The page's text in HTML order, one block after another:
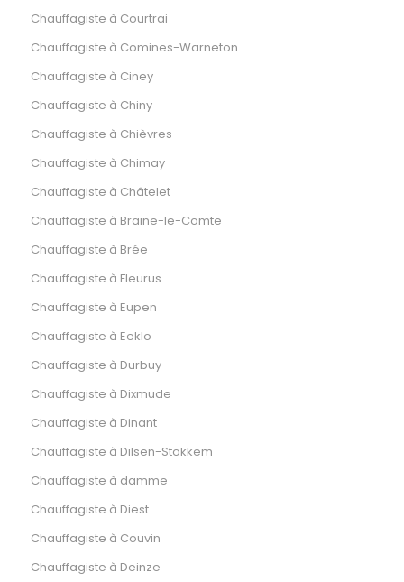
Chauffagiste à Courtrai
Chauffagiste à Comines-Warneton
Chauffagiste à Ciney
Chauffagiste à Chiny
Chauffagiste à Chièvres
Chauffagiste à Chimay
Chauffagiste à Châtelet
Chauffagiste à Braine-le-Comte
Chauffagiste à Brée
Chauffagiste à Fleurus
Chauffagiste à Eupen
Chauffagiste à Eeklo
Chauffagiste à Durbuy
Chauffagiste à Dixmude
Chauffagiste à Dinant
Chauffagiste à Dilsen-Stokkem
Chauffagiste à damme
Chauffagiste à Diest
Chauffagiste à Couvin
Chauffagiste à Deinze